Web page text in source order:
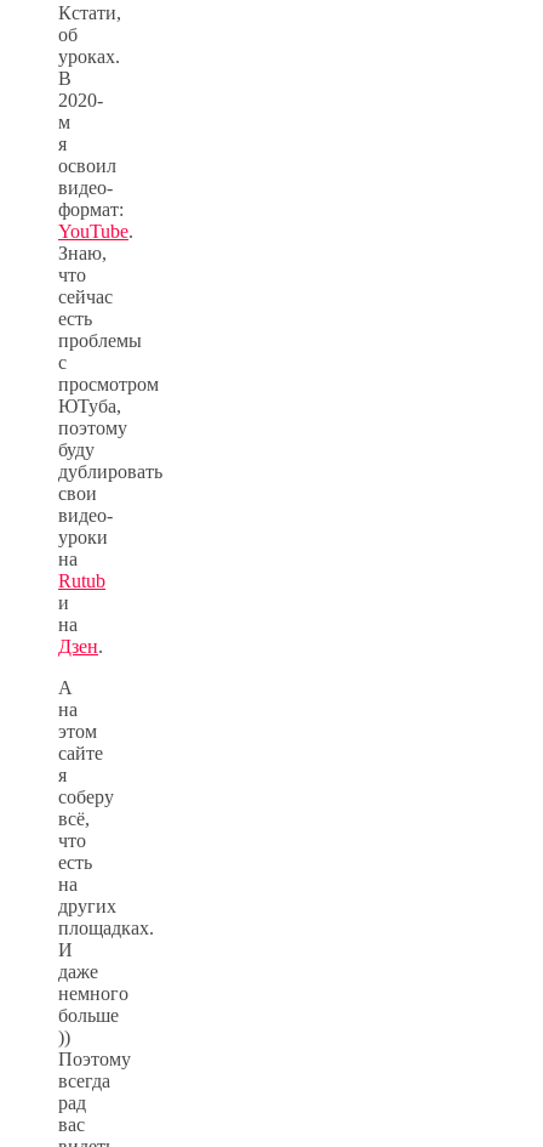
Кстати,
об
уроках.
В
2020-
м
я
освоил
видео-
формат:
YouTube.
Знаю,
что
сейчас
есть
проблемы
с
просмотром
ЮТуба,
поэтому
буду
дублировать
свои
видео-
уроки
на
Rutub
и
на
Дзен.
А
на
этом
сайте
я
соберу
всё,
что
есть
на
других
площадках.
И
даже
немного
больше
))
Поэтому
всегда
рад
вас